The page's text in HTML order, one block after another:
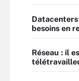
besoins en
Réseau : il